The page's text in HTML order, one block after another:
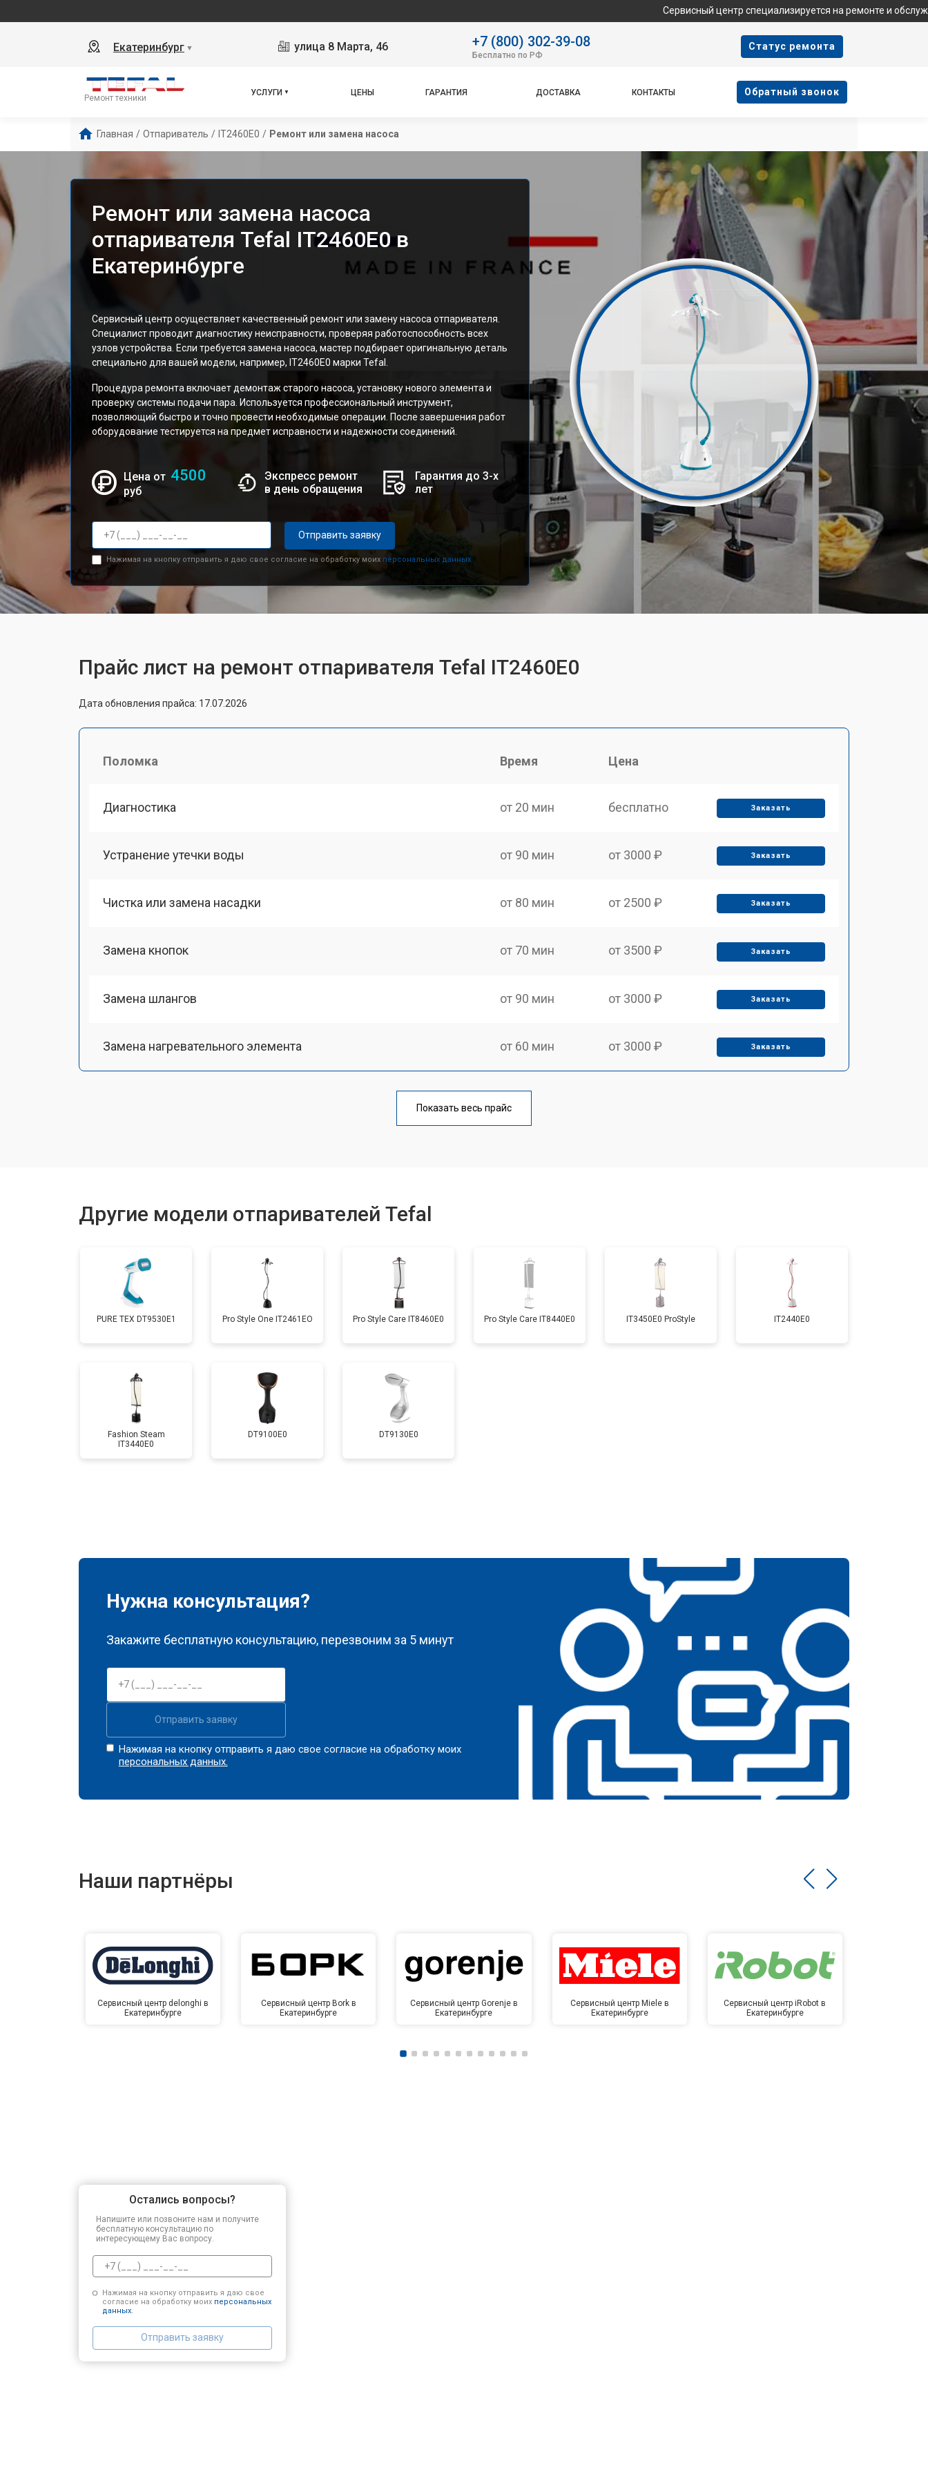
Сервисный центр специализируется на ремонте и обслуживании
Екатеринбург ▼ улица 8 Марта, 46 +7 (800) 302-39-08
Бесплатно по РФ
Cтатус ремонта
Ремонт техники
УСЛУГИ ЦЕНЫ ГАРАНТИЯ ДОСТАВКА КОНТАКТЫ Oбратный звонок
Главная / Отпариватель / IT2460E0 / Ремонт или замена насоса
Ремонт или замена насоса
отпаривателя Tefal IT2460E0 в
Екатеринбурге
Сервисный центр осуществляет качественный ремонт или замену насоса отпаривателя.
Специалист проводит диагностику неисправности, проверяя работоспособность всех
узлов устройства. Если требуется замена насоса, мастер подбирает оригинальную деталь
специально для вашей модели, например, IT2460E0 марки Tefal.
Процедура ремонта включает демонтаж старого насоса, установку нового элемента и
проверку системы подачи пара. Используется профессиональный инструмент,
позволяющий быстро и точно провести необходимые операции. После завершения работ
оборудование тестируется на предмет исправности и надежности соединений.
Цена от 4500
руб
Экспресс ремонт
в день обращения
Гарантия до 3-х
лет
Отправить заявку
Нажимая на кнопку отправить я даю свое согласие на обработку моих персональных данных.
Прайс лист на ремонт отпаривателя Tefal IT2460E0
Дата обновления прайса: 17.07.2026
Поломка Время Цена
Диагностика от 20 мин бесплатно Заказать
Устранение утечки воды от 90 мин от 3000 ₽ Заказать
Чистка или замена насадки от 80 мин от 2500 ₽ Заказать
Замена кнопок от 70 мин от 3500 ₽ Заказать
Замена шлангов от 90 мин от 3000 ₽ Заказать
Замена нагревательного элемента от 60 мин от 3000 ₽ Заказать
от 90 мин
Показать весь прайс
Другие модели отпаривателей Tefal
PURE TEX DT9530E1 Pro Style One IT2461ЕО Pro Style Care IT8460E0 Pro Style Care IT8440E0 IT3450E0 ProStyle IT2440E0
Fashion Steam
IT3440E0
DT9100E0 DT9130E0
Нужна консультация?
Закажите бесплатную консультацию, перезвоним за 5 минут
Отправить заявку
Нажимая на кнопку отправить я даю свое согласие на обработку моих
персональных данных.
Наши партнёры
Сервисный центр delonghi в
Екатеринбурге
Сервисный центр Bork в
Екатеринбурге
Сервисный центр Gorenje в
Екатеринбурге
Сервисный центр Miele в
Екатеринбурге
Сервисный центр iRobot в
Екатеринбурге
Остались вопросы?
Напишите или позвоните нам и получите
бесплатную консультацию по
интересующему Вас вопросу.
Нажимая на кнопку отправить я даю свое
согласие на обработку моих персональных
данных.
Отправить заявку